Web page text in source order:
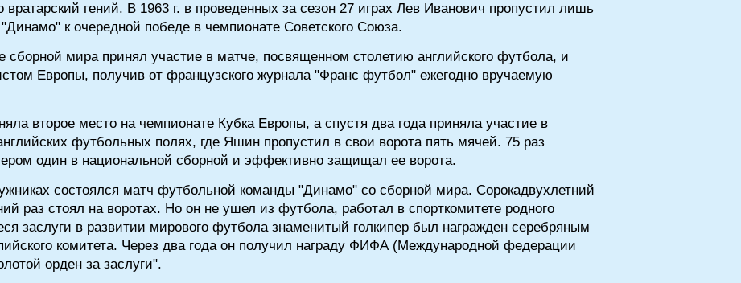
гений. В 1963 г. в проведенных за сезон 27 играх Лев Иванович пропустил лишь
к очередной победе в чемпионате Советского Союза.
мира принял участие в матче, посвященном столетию английского футбола, и
Европы, получив от французского журнала "Франс футбол" ежегодно вручаемую
второе место на чемпионате Кубка Европы, а спустя два года приняла участие в
футбольных полях, где Яшин пропустил в свои ворота пять мячей. 75 раз
один в национальной сборной и эффективно защищал ее ворота.
состоялся матч футбольной команды "Динамо" со сборной мира. Сорокадвухлетний
раз стоял на воротах. Но он не ушел из футбола, работал в спорткомитете родного
заслуги в развитии мирового футбола знаменитый голкипер был награжден серебряным
комитета. Через два года он получил награду ФИФА (Международной федерации
орден за заслуги".